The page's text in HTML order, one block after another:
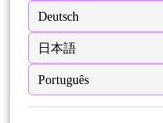
Deutsch
日本語
Português